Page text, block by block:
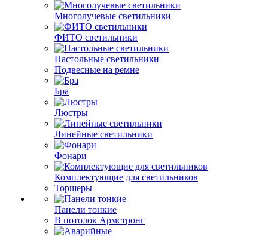
Многолучевые светильники
ФИТО светильники
Настольные светильники
Подвесные на ремне
Бра
Люстры
Линейные светильники
Фонари
Комплектующие для светильников
Торшеры
Панели тонкие
В потолок Армстронг